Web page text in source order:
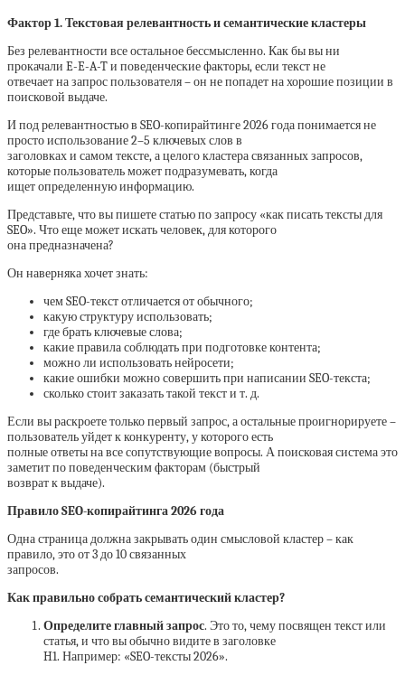
Фактор 1. Текстовая релевантность и семантические кластеры
Без релевантности все остальное бессмысленно. Как бы вы ни
прокачали E-E-A-T и поведенческие факторы, если текст не
отвечает на запрос пользователя – он не попадет на хорошие позиции в
поисковой выдаче.
И под релевантностью в SEO-копирайтинге 2026 года понимается не
просто использование 2–5 ключевых слов в
заголовках и самом тексте, а целого кластера связанных запросов,
которые пользователь может подразумевать, когда
ищет определенную информацию.
Представьте, что вы пишете статью по запросу «как писать тексты для
SEO». Что еще может искать человек, для которого
она предназначена?
Он наверняка хочет знать:
чем SEO-текст отличается от обычного;
какую структуру использовать;
где брать ключевые слова;
какие правила соблюдать при подготовке контента;
можно ли использовать нейросети;
какие ошибки можно совершить при написании SEO-текста;
сколько стоит заказать такой текст и т. д.
Если вы раскроете только первый запрос, а остальные проигнорируете –
пользователь уйдет к конкуренту, у которого есть
полные ответы на все сопутствующие вопросы. А поисковая система это
заметит по поведенческим факторам (быстрый
возврат к выдаче).
Правило SEO-копирайтинга 2026 года
Одна страница должна закрывать один смысловой кластер – как
правило, это от 3 до 10 связанных
запросов.
Как правильно собрать семантический кластер?
Определите главный запрос. Это то, чему посвящен текст или
статья, и что вы обычно видите в заголовке
H1. Например: «SEO-тексты 2026».